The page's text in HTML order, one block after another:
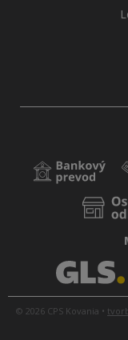
© 2026 CPS Kovania •